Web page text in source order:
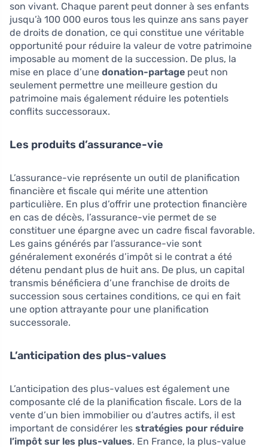
son vivant. Chaque parent peut donner à ses enfants
jusqu’à 100 000 euros tous les quinze ans sans payer
de droits de donation, ce qui constitue une véritable
opportunité pour réduire la valeur de votre patrimoine
imposable au moment de la succession. De plus, la
mise en place d’une donation-partage peut non
seulement permettre une meilleure gestion du
patrimoine mais également réduire les potentiels
conflits successoraux.
Les produits d’assurance-vie
L’assurance-vie représente un outil de planification
financière et fiscale qui mérite une attention
particulière. En plus d’offrir une protection financière
en cas de décès, l’assurance-vie permet de se
constituer une épargne avec un cadre fiscal favorable.
Les gains générés par l’assurance-vie sont
généralement exonérés d’impôt si le contrat a été
détenu pendant plus de huit ans. De plus, un capital
transmis bénéficiera d’une franchise de droits de
succession sous certaines conditions, ce qui en fait
une option attrayante pour une planification
successorale.
L’anticipation des plus-values
L’anticipation des plus-values est également une
composante clé de la planification fiscale. Lors de la
vente d’un bien immobilier ou d’autres actifs, il est
important de considérer les stratégies pour réduire
l’impôt sur les plus-values. En France, la plus-value